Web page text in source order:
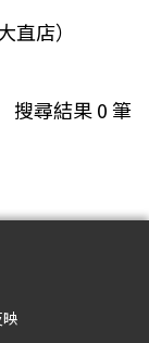
直店）
搜尋結果0筆